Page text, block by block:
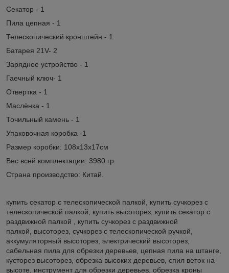
Секатор - 1
Пила цепная - 1
Телескопический кронштейн - 1
Батарея 21V- 2
Зарядное устройство - 1
Гаечный ключ- 1
Отвертка - 1
Маслёнка - 1
Точильный камень - 1
Упаковочная коробка -1
Размер коробки: 108х13х17см
Вес всей комплектации: 3980 гр
Страна производство: Китай.
купить секатор с телескопической палкой, купить сучкорез с
телескопической палкой, купить высоторез, купить секатор с
раздвижной палкой , купить сучкорез с раздвижной
палкой, высоторез, сучкорез с телескопической ручкой,
аккумуляторный высоторез, электрический высоторез,
сабельная пила для обрезки деревьев, цепная пила на штанге,
кусторез высоторез, обрезка высоких деревьев, спил веток на
высоте, инструмент для обрезки деревьев, обрезка кроны